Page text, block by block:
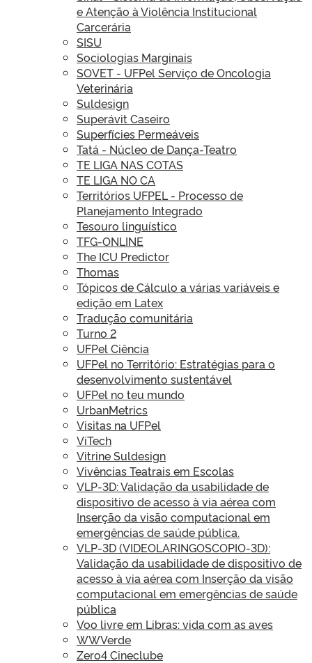
e Atenção à Violência Institucional
Carcerária
SISU
Sociologias Marginais
SOVET - UFPel Serviço de Oncologia
Veterinária
Suldesign
Superávit Caseiro
Superfícies Permeáveis
Tatá - Núcleo de Dança-Teatro
TE LIGA NAS COTAS
TE LIGA NO CA
Territórios UFPEL - Processo de
Planejamento Integrado
Tesouro linguístico
TFG-ONLINE
The ICU Predictor
Thomas
Tópicos de Cálculo a várias variáveis e
edição em Latex
Tradução comunitária
Turno 2
UFPel Ciência
UFPel no Território: Estratégias para o
desenvolvimento sustentável
UFPel no teu mundo
UrbanMetrics
Visitas na UFPel
ViTech
Vitrine Suldesign
Vivências Teatrais em Escolas
VLP-3D: Validação da usabilidade de
dispositivo de acesso à via aérea com
Inserção da visão computacional em
emergências de saúde pública.
VLP-3D (VIDEOLARINGOSCOPIO-3D):
Validação da usabilidade de dispositivo de
acesso à via aérea com Inserção da visão
computacional em emergências de saúde
pública
Voo livre em Libras: vida com as aves
WWVerde
Zero4 Cineclube